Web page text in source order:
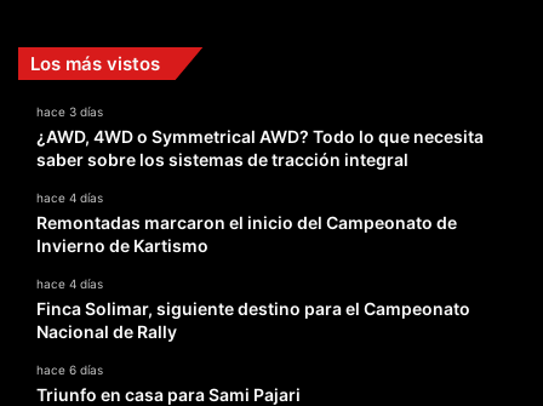
Los más vistos
hace 3 días
¿AWD, 4WD o Symmetrical AWD? Todo lo que necesita
saber sobre los sistemas de tracción integral
hace 4 días
Remontadas marcaron el inicio del Campeonato de
Invierno de Kartismo
hace 4 días
Finca Solimar, siguiente destino para el Campeonato
Nacional de Rally
hace 6 días
Triunfo en casa para Sami Pajari